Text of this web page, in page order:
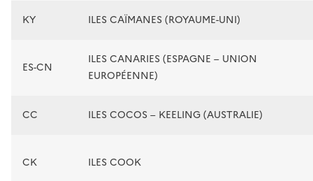
KY ILES CAÏMANES (ROYAUME-UNI)
ES-CN
ILES CANARIES (ESPAGNE – UNION
EUROPÉENNE)
CC ILES COCOS – KEELING (AUSTRALIE)
CK ILES COOK